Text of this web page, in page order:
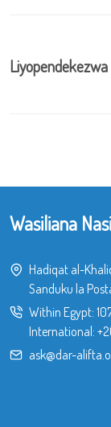
Liyopendekezwa
Wasiliana Nasi
Hadiqat al-
Sanduku la
Within Egypt:
International:
ask@dar-